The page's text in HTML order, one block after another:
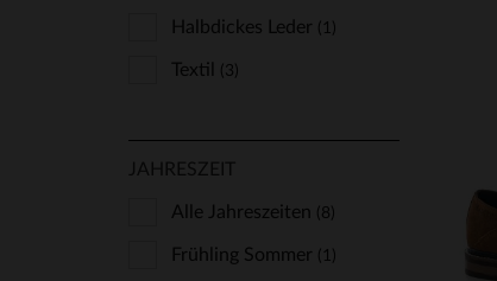
Halbdickes Leder (1)
Textil (3)
JAHRESZEIT
Alle Jahreszeiten (8)
Frühling Sommer (1)